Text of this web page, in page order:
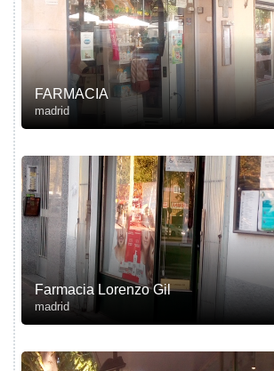
FARMACIA
madrid
Farmacia Lorenzo Gil
madrid